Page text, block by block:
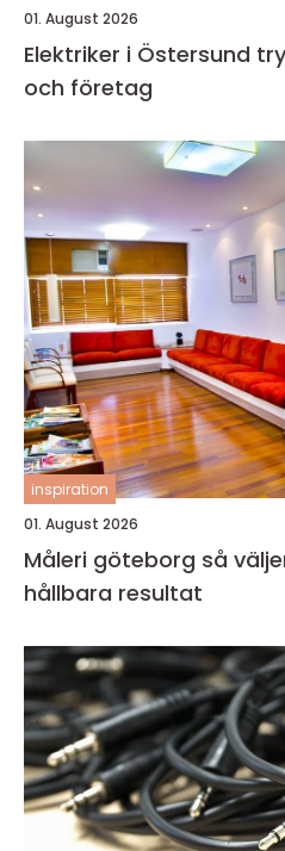
01. August 2026
Elektriker i Östersund trygg elservice för hem
och företag
inspiration
01. August 2026
Måleri göteborg så väljer du rätt målare för
hållbara resultat